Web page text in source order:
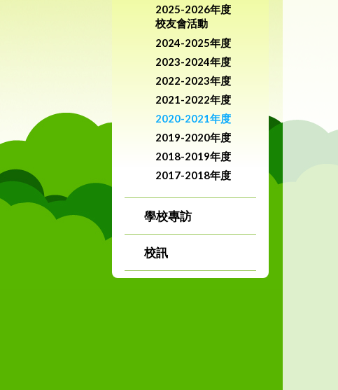
2025-2026年度
校友會活動
2024-2025年度
2023-2024年度
2022-2023年度
2021-2022年度
2020-2021年度
2019-2020年度
2018-2019年度
2017-2018年度
學校專訪
校訊